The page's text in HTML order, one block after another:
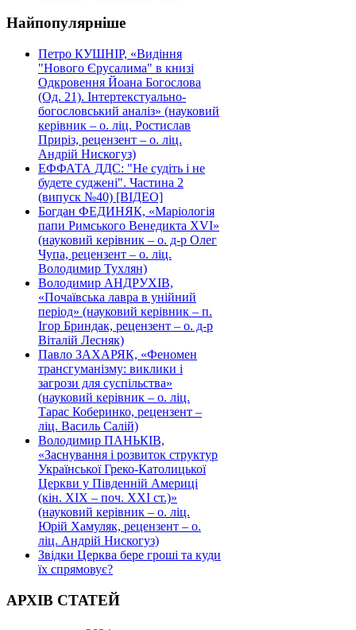
Найпопулярніше
Петро КУШНІР, «Видіння
"Нового Єрусалима" в книзі
Одкровення Йоана Богослова
(Од. 21). Інтертекстуально-
богословський аналіз» (науковий
керівник – о. ліц. Ростислав
Приріз, рецензент – о. ліц.
Андрій Нискогуз)
ЕФФАТА ДДС: "Не судіть і не
будете суджені". Частина 2
(випуск №40) [ВІДЕО]
Богдан ФЕДИНЯК, «Маріологія
папи Римського Венедикта XVI»
(науковий керівник – о. д-р Олег
Чупа, рецензент – о. ліц.
Володимир Тухлян)
Володимир АНДРУХІВ,
«Почаївська лавра в унійний
період» (науковий керівник – п.
Ігор Бриндак, рецензент – о. д-р
Віталій Лесняк)
Павло ЗАХАРЯК, «Феномен
трансгуманізму: виклики і
загрози для суспільства»
(науковий керівник – о. ліц.
Тарас Коберинко, рецензент –
ліц. Василь Салій)
Володимир ПАНЬКІВ,
«Заснування і розвиток структур
Української Греко-Католицької
Церкви у Південній Америці
(кін. ХІХ – поч. ХХІ ст.)»
(науковий керівник – о. ліц.
Юрій Хамуляк, рецензент – о.
ліц. Андрій Нискогуз)
Звідки Церква бере гроші та куди
їх спрямовує?
АРХІВ СТАТЕЙ